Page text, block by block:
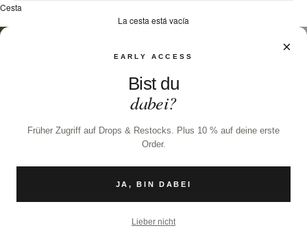
Cesta
La cesta está vacía
×
EARLY ACCESS
Bist du
dabei?
Früher Zugriff auf Drops & Restocks. Plus 10 % auf deine erste
Order.
JA, BIN DABEI
Lieber nicht